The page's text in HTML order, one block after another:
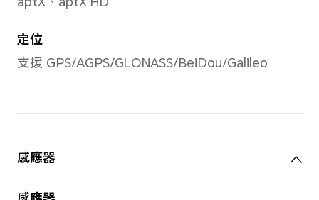
後置單LED閃光燈
人像（含美顏、背景虛化）模
影模式、高清模式